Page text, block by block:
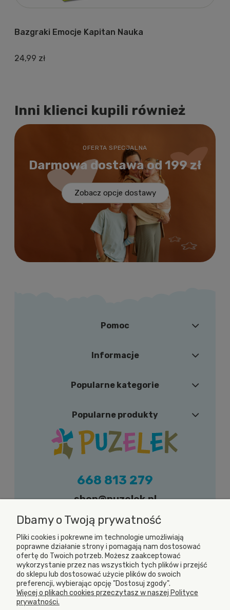
Bazgraki Emocje Kapitan Nauka
24,99 zł
Inni klienci kupili również
OFERTA SPECJALNA
Darmowadostawaod 199 zł
Zobacz opcje dostawy
Pomoc
Informacje
Popularne kategorie
Popularne produkty
668 813 279
shop@puzelek.pl
Zapraszamy do kontaktu w dni robocze (od
poniedziałku do piątku) w godzinach od 9.00
do 17.00
Dbamy o Twoją prywatność
Pliki cookies i pokrewne im technologie umożliwiają
poprawne działanie strony i pomagają nam dostosować
ofertę do Twoich potrzeb. Możesz zaakceptować
wykorzystanie przez nas wszystkich tych plików i przejść
do sklepu lub dostosować użycie plików do swoich
preferencji, wybierając opcję "Dostosuj zgody".
Więcej o plikach cookies przeczytasz w naszej Polityce
prywatności.